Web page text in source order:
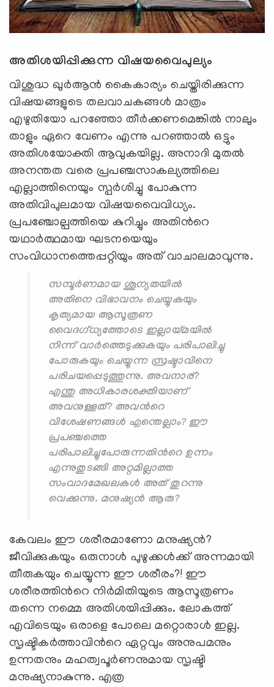
അതിശയിപ്പിക്കുന്ന വിഷയവൈപുല്യം
വിശുദ്ധ ഖുര്‍ആന്‍ കൈകാര്യം ചെയ്തിരിക്കുന്ന
വിഷയങ്ങളുടെ തലവാചകങ്ങള്‍ മാത്രം
എഴുതിയോ പറഞ്ഞോ തീര്‍ക്കണമെങ്കില്‍ നാലും
താളും ഏറെ വേണം എന്നു പറഞ്ഞാല്‍ ഒട്ടും
അതിശയോക്തി ആവുകയില്ല. അനാദി മുതല്‍
അനന്തത വരെ പ്രപഞ്ചസാകല്യത്തിലെ
എല്ലാത്തിനെയും സ്പര്‍ശിച്ചു പോകുന്ന
അതിവിപുലമായ വിഷയവൈവിധ്യം.
പ്രപഞ്ചോല്പത്തിയെ കുറിച്ചും അതിന്‍റെ
യഥാര്‍ത്ഥമായ ഘടനയെയും
സംവിധാനത്തെപ്പറ്റിയും അത് വാചാലമാവുന്നു.
സമ്പൂര്‍ണമായ ശൂന്യതയില്‍
അതിനെ വിഭാവനം ചെയ്യുകയും
കൃത്യമായ ആസൂത്രണ
വൈദഗ്ധ്യത്തോടെ ഇല്ലായ്മയില്‍
നിന്ന് വാര്‍ത്തെടുക്കുകയും പരിപാലിച്ചു
പോരുകയും ചെയ്യുന്ന സ്രഷ്ടാവിനെ
പരിചയപ്പെടുത്തുന്നു. അവനാര്?
എന്തു അധികാരശക്തിയാണ്
അവനുള്ളത്? അവന്‍റെ
വിശേഷണങ്ങള്‍ എന്തെല്ലാം? ഈ
പ്രപഞ്ചത്തെ
പരിപാലിച്ചുപോരുന്നതിന്‍റെ ഉന്നം
എന്നുതുടങ്ങി അറ്റമില്ലാത്ത
സംവാദമേഖലകള്‍ അത് തുറന്നു
വെക്കുന്നു. മനുഷ്യന്‍ ആരു?
കേവലം ഈ ശരീരമാണോ മനുഷ്യന്‍?
ജീവിക്കുകയും ഒരുനാള്‍ പുഴുക്കള്‍ക്ക് അന്നമായി
തീരുകയും ചെയ്യുന്ന ഈ ശരീരം?! ഈ
ശരീരത്തിന്‍റെ നിര്‍മിതിയുടെ ആസൂത്രണം
തന്നെ നമ്മെ അതിശയിപ്പിക്കും. ലോകത്ത്
എവിടെയും ഒരാളെ പോലെ മറ്റൊരാള്‍ ഇല്ല.
സൃഷ്ടികര്‍ത്താവിന്‍റെ ഏറ്റവും അനുപമനും
ഉന്നതനും മഹത്വപൂര്‍ണനുമായ സൃഷ്ടി
മനുഷ്യനാകുന്നു. എത്ര